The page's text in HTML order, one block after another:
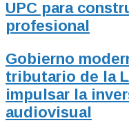
UPC para
profesional
Gobierno
tributario de la
impulsar la
audiovisual